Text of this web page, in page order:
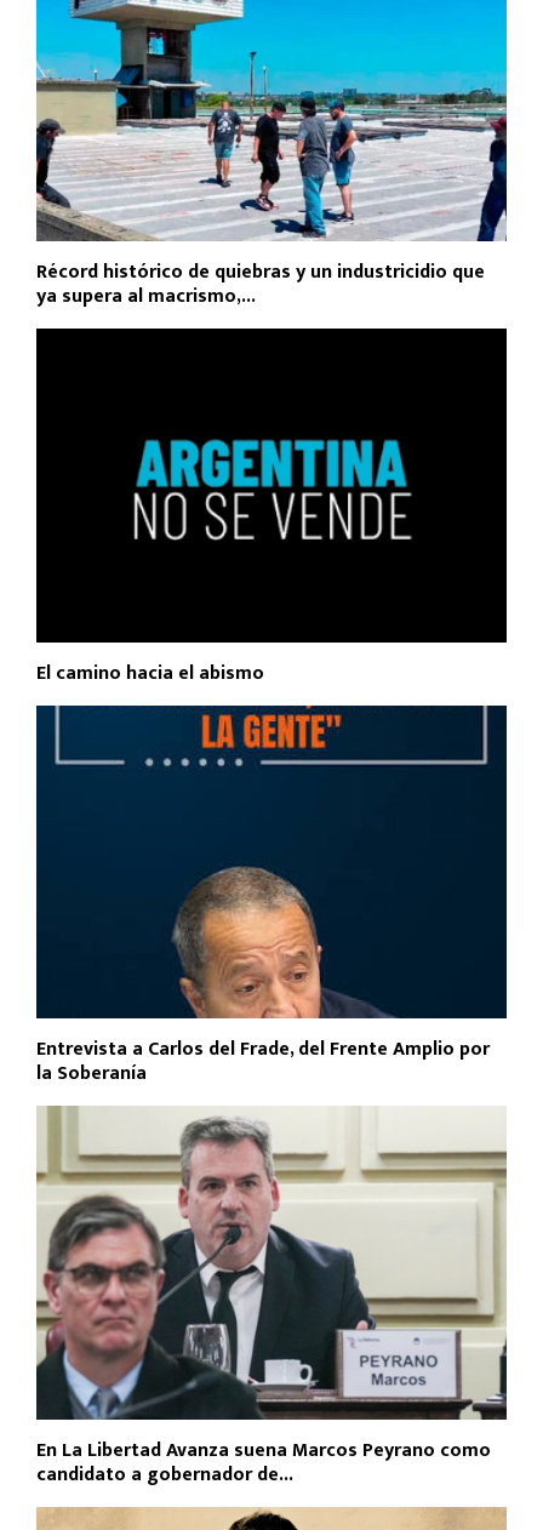
Récord histórico de quiebras y un industricidio que
ya supera al macrismo,...
El camino hacia el abismo
Entrevista a Carlos del Frade, del Frente Amplio por
la Soberanía
En La Libertad Avanza suena Marcos Peyrano como
candidato a gobernador de...